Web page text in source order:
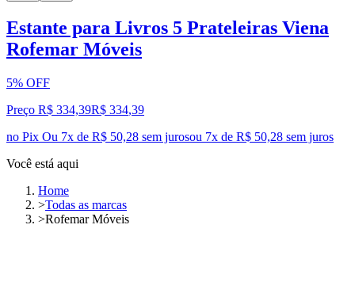
Estante para Livros 5 Prateleiras Viena
Rofemar Móveis
5% OFF
Preço R$ 334,39R$ 334,39
no Pix Ou 7x de R$ 50,28 sem jurosou 7x de R$ 50,28 sem juros
Você está aqui
Home
>Todas as marcas
>Rofemar Móveis